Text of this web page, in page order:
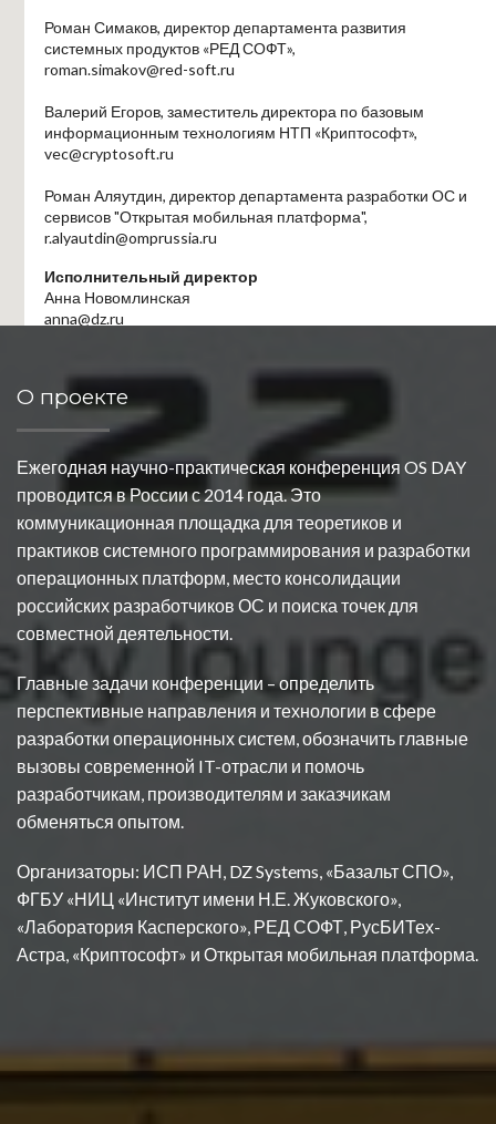
Роман Симаков, директор департамента развития
системных продуктов «РЕД СОФТ»,
roman.simakov@red-soft.ru
Валерий Егоров, заместитель директора по базовым
информационным технологиям НТП «Криптософт»,
vec@cryptosoft.ru
Роман Аляутдин, директор департамента разработки ОС и
сервисов "Открытая мобильная платформа",
r.alyautdin@omprussia.ru
Исполнительный директор
Анна Новомлинская
anna@dz.ru
Москва, Ленинский проспект, 32 "А", синий зал. Уважаемые
коллеги! Для прохода в здание РАН просим принести
документ, удостоверяющий личность.
О проекте
Ежегодная научно-практическая конференция OS DAY
проводится в России с 2014 года. Это
коммуникационная площадка для теоретиков и
практиков системного программирования и разработки
операционных платформ, место консолидации
российских разработчиков ОС и поиска точек для
совместной деятельности.
Главные задачи конференции – определить
перспективные направления и технологии в сфере
разработки операционных систем, обозначить главные
вызовы современной IT-отрасли и помочь
разработчикам, производителям и заказчикам
обменяться опытом.
Организаторы: ИСП РАН, DZ Systems, «Базальт СПО»,
ФГБУ «НИЦ «Институт имени Н.Е. Жуковского»,
«Лаборатория Касперского», РЕД СОФТ, РусБИТех-
Астра, «Криптософт» и Открытая мобильная платформа.